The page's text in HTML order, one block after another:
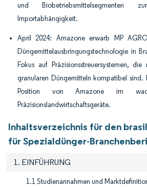
und Biobetriebsmittelsegmenten
Importabhängigkeit.
April 2024: Amazone erwarb MP
Düngemittelausbringungstechnologie in
Fokus auf Präzisionsstreuersystemen,
granularen Düngemitteln kompatibel
Position von Amazone im
Präzisionslandwirtschaftsgeräte.
Inhaltsverzeichnis für den
für Spezialdünger-
1. EINFÜHRUNG
1.1 Studienannahmen und